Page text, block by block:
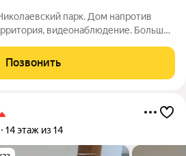
парк. Дом напротив
видеонаблюдение. Большое
имеется вся необходимая
Позвонить
14 этаж из 14